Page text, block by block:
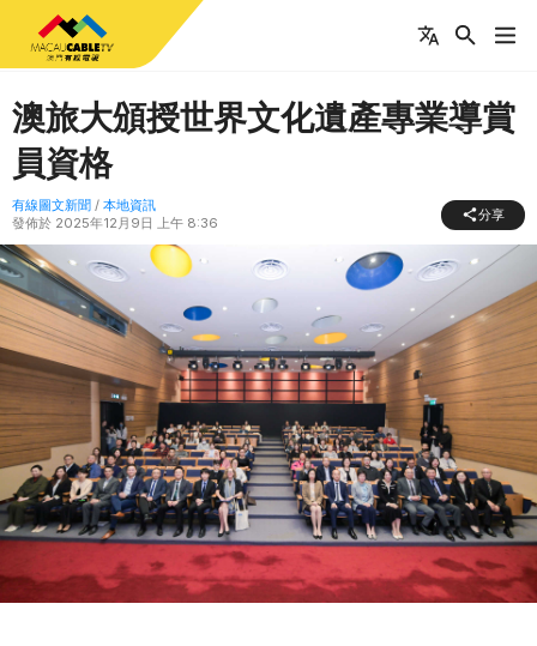
澳旅大頒授世界文化遺產專業導賞
員資格
有線圖文新聞 / 本地資訊
發佈於 2025年12月9日 上午 8:36
分享